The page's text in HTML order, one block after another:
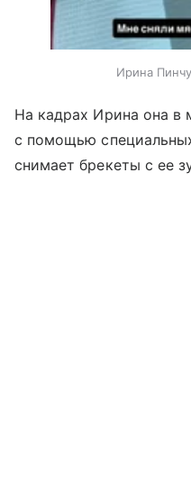
Ирина
На кадрах Ирина она в
с помощью
снимает брекеты с ее